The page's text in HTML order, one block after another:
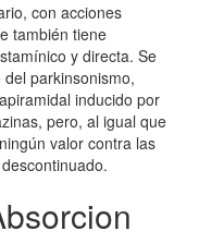
con acciones
también tiene
y directa. Se
parkinsonismo,
inducido por
pero, al igual que
valor contra las